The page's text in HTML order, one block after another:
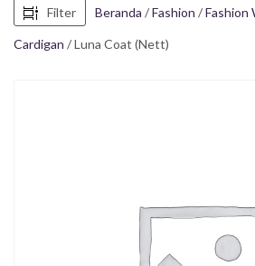
Filter Beranda /Fashion /Fashion
Cardigan / Luna Coat (Nett)